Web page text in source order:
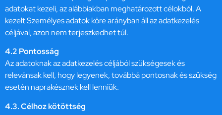
adatokat kezeli, az alábbiakban meghatározott célokból. A
kezelt Személyes adatok köre arányban áll az adatkezelés
céljával, azon nem terjeszkedhet túl.
4.2 Pontosság
Az adatoknak az adatkezelés céljából szükségesek és
relevánsak kell, hogy legyenek, továbbá pontosnak és szükség
esetén naprakésznek kell lenniük.
4.3. Célhoz kötöttség